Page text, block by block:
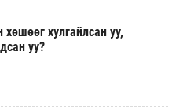
хулгайлсан уу,
уу?